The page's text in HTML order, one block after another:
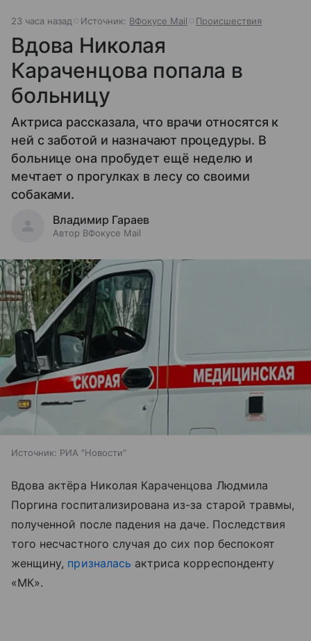
23 часа назад Источник: ВФокусе Mail Происшествия
Вдова Николая
Караченцова попала в
больницу
Актриса рассказала, что врачи относятся к
ней с заботой и назначают процедуры. В
больнице она пробудет ещё неделю и
мечтает о прогулках в лесу со своими
собаками.
Владимир Гараев
Автор ВФокусе Mail
Источник: РИА "Новости"
Вдова актёра Николая Караченцова Людмила
Поргина госпитализирована из-за старой травмы,
полученной после падения на даче. Последствия
того несчастного случая до сих пор беспокоят
женщину, призналась актриса корреспонденту
«МК».